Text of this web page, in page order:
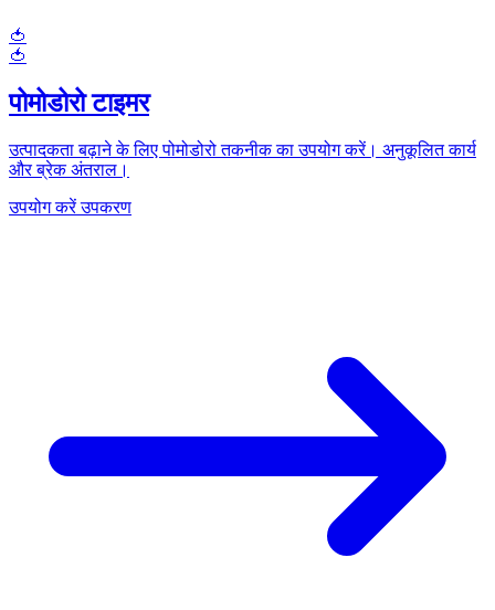
🍅
🍅
पोमोडोरो टाइमर
उत्पादकता बढ़ाने के लिए पोमोडोरो तकनीक का उपयोग करें। अनुकूलित कार्य
और ब्रेक अंतराल।
उपयोग करें उपकरण